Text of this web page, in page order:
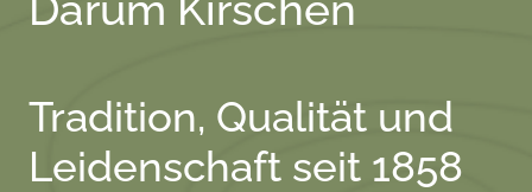
Tradition, Qualität und
Leidenschaft seit 1858